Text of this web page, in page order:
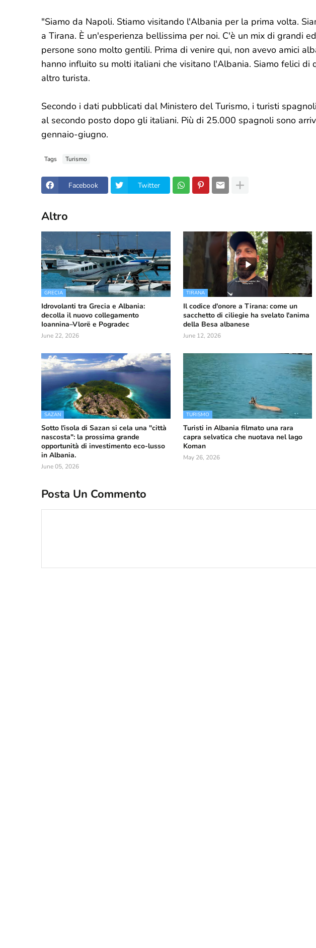
"Siamo da Napoli. Stiamo visitando l'Albania per la prima volta.
a Tirana. È un'esperienza bellissima per noi. C'è un mix di grandi
persone sono molto gentili. Prima di venire qui, non avevo amici
hanno influito su molti italiani che visitano l'Albania. Siamo felici di
altro turista.
Secondo i dati pubblicati dal Ministero del Turismo, i turisti
al secondo posto dopo gli italiani. Più di 25.000 spagnoli sono
gennaio-giugno.
Tags Turismo
Facebook Twitter
Altro
GRECIA
Idrovolanti tra Grecia e Albania:
decolla il nuovo collegamento
Ioannina–Vlorë e Pogradec
June 22, 2026
TIRANA
Il codice d'onore a Tirana: come un
sacchetto di ciliegie ha svelato l'anima
della Besa albanese
June 12, 2026
SAZAN
Sotto l'isola di Sazan si cela una "città
nascosta": la prossima grande
opportunità di investimento eco-lusso
in Albania.
June 05, 2026
TURISMO
Turisti in Albania filmato una rara
capra selvatica che nuotava nel lago
Koman
May 26, 2026
Posta Un Commento